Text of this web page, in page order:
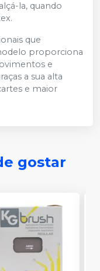
la, quando
que
proporciona
e
a sua alta
e maior
gostar